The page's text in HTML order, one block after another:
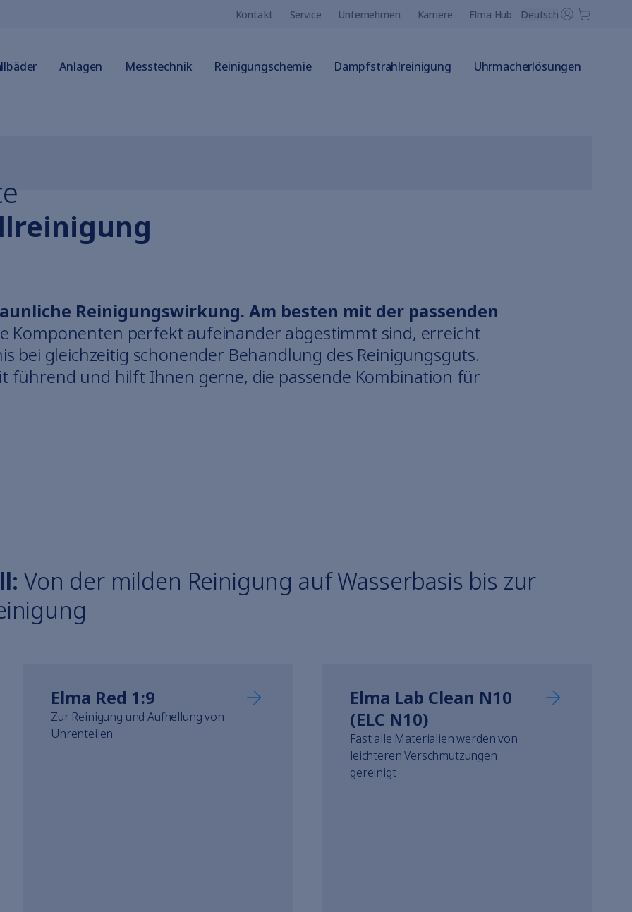
Kontakt Service Unternehmen Karriere Elma Hub Deutsch
Anlagen Messtechnik Reinigungschemie Dampfstrahlreinigung Uhrmacherlösungen
Reinigungswirkung. Am besten mit der passenden
Komponenten perfekt aufeinander abgestimmt sind, erreicht
bei gleichzeitig schonender Behandlung des Reinigungsguts.
führend und hilft Ihnen gerne, die passende Kombination für
Von der milden Reinigung auf Wasserbasis bis zur
Elma Red 1:9
Zur Reinigung und Aufhellung von
Uhrenteilen
Elma Lab Clean N10
(ELC N10)
Fast alle Materialien werden von
leichteren Verschmutzungen
gereinigt